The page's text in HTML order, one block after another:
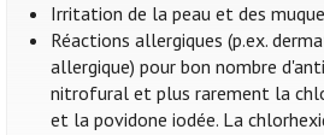
Irritation de la peau et des
Réactions allergiques (p.ex.
allergique) pour bon nombre
nitrofural et plus rarement la
et la povidone iodée. La